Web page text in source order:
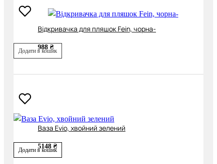
Відкривачка для пляшок Fein, чорна-
988 ₴
Додати в кошик
Ваза Evio, хвойний зелений
5148 ₴
Додати в кошик